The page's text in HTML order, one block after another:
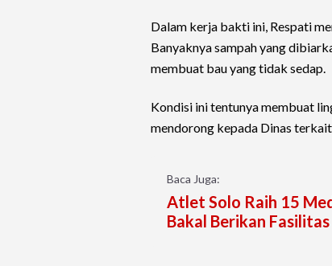
Dalam kerja bakti ini, Respati
Banyaknya sampah yang
membuat bau yang tidak sedap.
Kondisi ini tentunya membuat
mendorong kepada Dinas
Baca Juga:
Atlet Solo Raih 15
Bakal Berikan